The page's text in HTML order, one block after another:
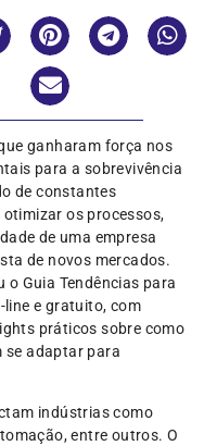
ganharam força nos
para a sobrevivência
de constantes
os processos,
de uma empresa
de novos mercados.
o Guia Tendências para
line e gratuito, com
práticos sobre como
se adaptar para
indústrias como
entre outros. O